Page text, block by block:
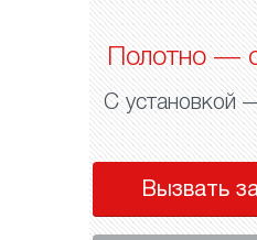
Полотно —
С установкой
Вызвать